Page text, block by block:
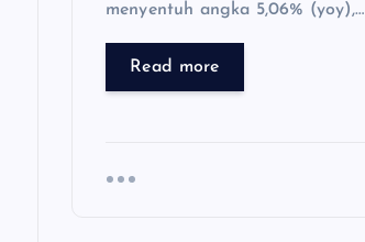
menyentuh angka 5,06% (yoy),…
Read more